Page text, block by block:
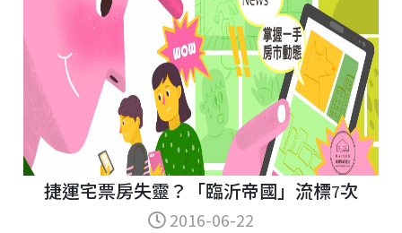
捷運宅票房失靈？「臨沂帝國」流標7次
2016-06-22